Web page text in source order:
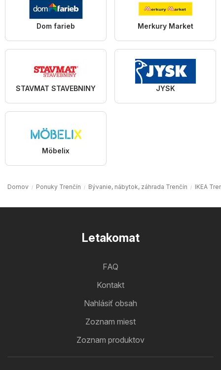
Dom farieb Merkury Market
STAVMAT STAVEBNINY JYSK
Möbelix
Domov Ponuky Trenčín Bývanie, nábytok, záhrada Trenčín IKEA
Letakomat
FAQ
Kontakt
Nahlásiť obsah
Zoznam miest
Zoznam produktov